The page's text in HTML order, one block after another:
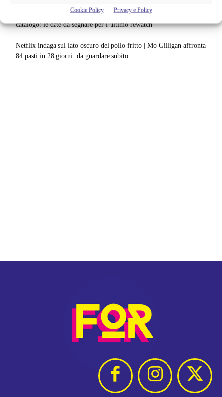
Cookie Policy Privacy e Policy
Netflix saluta 16 titoli ad agosto 2026 | 3 serie e 13 film lasciano il
catalogo: le date da segnare per l’ultimo rewatch
Netflix indaga sul lato oscuro del pollo fritto | Mo Gilligan affronta
84 pasti in 28 giorni: da guardare subito